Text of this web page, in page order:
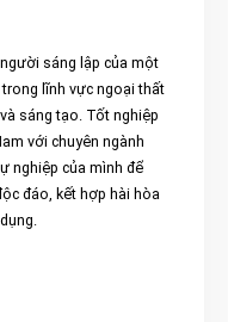
người sáng lập của một
lĩnh vực ngoại thất
sáng tạo. Tốt nghiệp
với chuyên ngành
nghiệp của mình để
đáo, kết hợp hài hòa